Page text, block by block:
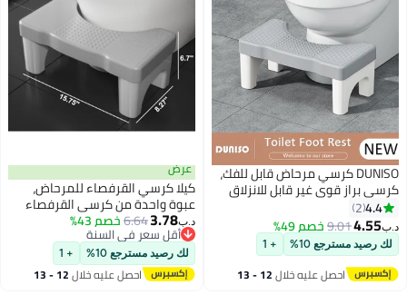
DUNISO كرسي مرحاض قابل للفك،
كرسي براز قوي غير قابل للانزلاق
للبالغين مع تدليك للقدم، يمنع
الإمساك، مسند للقدم لتحسين حركة
الأمعاء، رمادي
4.4
2
د.ب‏4.55
9.01خصم 49%
لك رصيد مسترجع 10% + 1
احصل عليه خلال 12 - 13
عرض
كيلا كرسي القرفصاء للمرحاض،
عبوة واحدة من كرسي القرفصاء
للمرحاض، كرسي مرحاض بلاستيكي
× 21 × 17 سم
د.ب‏3.78
6.64خصم 43%
أقل سعر في السنة
أقل سعر في السنة
لك رصيد مسترجع 10% + 1
احصل عليه خلال 12 - 13